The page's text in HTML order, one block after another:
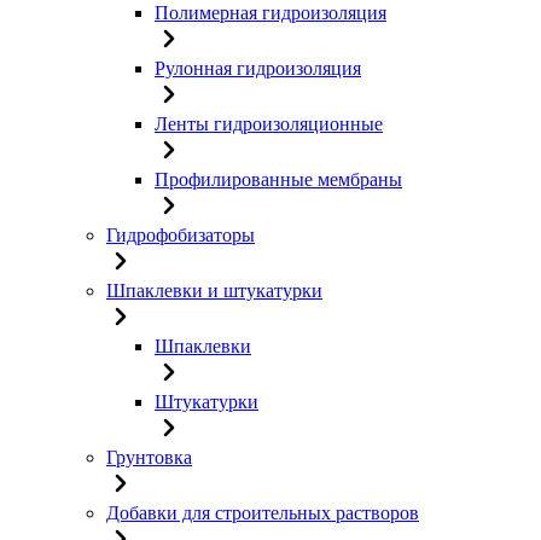
Полимерная гидроизоляция
Рулонная гидроизоляция
Ленты гидроизоляционные
Профилированные мембраны
Гидрофобизаторы
Шпаклевки и штукатурки
Шпаклевки
Штукатурки
Грунтовка
Добавки для строительных растворов